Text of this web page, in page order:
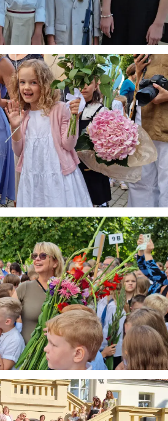
E. Balsio gimnazijos DI
Tačiau dirbtinis intelektas
tik analizuoti Jūsų klausimą, bet
šioje svetainėje pateiktą
pritrūks išmanumo - pateiksiu
kur galėsite pasiklausti
padėti?